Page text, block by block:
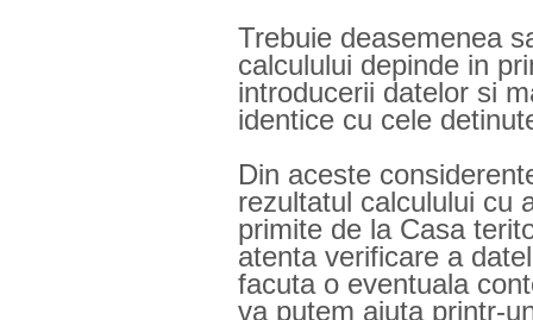
Trebuie deasemenea
calculului depinde in
introducerii datelor si
identice cu cele
Din aceste
rezultatul calculului cu
primite de la Casa
atenta verificare a
facuta o eventuala
va putem ajuta printr-